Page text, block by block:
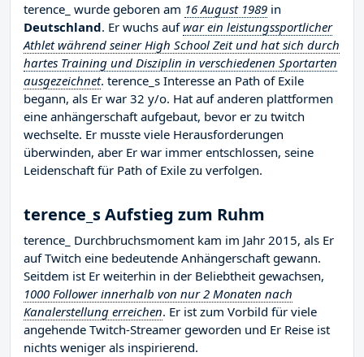
terence_ wurde geboren am 16 August 1989 in
Deutschland. Er wuchs aufwar ein leistungssportlicher
Athlet während seiner High School Zeit und hat sich durch
hartes Training und Disziplin in verschiedenen Sportarten
ausgezeichnet. terence_s Interesse an Path of Exile
begann, als Er war 32 y/o. Hat auf anderen plattformen
eine anhängerschaft aufgebaut, bevor er zu twitch
wechselte. Er musste viele Herausforderungen
überwinden, aber Er war immer entschlossen, seine
Leidenschaft für Path of Exile zu verfolgen.
terence_s Aufstieg zum Ruhm
terence_ Durchbruchsmoment kam im Jahr 2015, als Er
auf Twitch eine bedeutende Anhängerschaft gewann.
Seitdem ist Er weiterhin in der Beliebtheit gewachsen,
1000 Follower innerhalb von nur 2 Monaten nach
Kanalerstellung erreichen. Er ist zum Vorbild für viele
angehende Twitch-Streamer geworden und Er Reise ist
nichts weniger als inspirierend.